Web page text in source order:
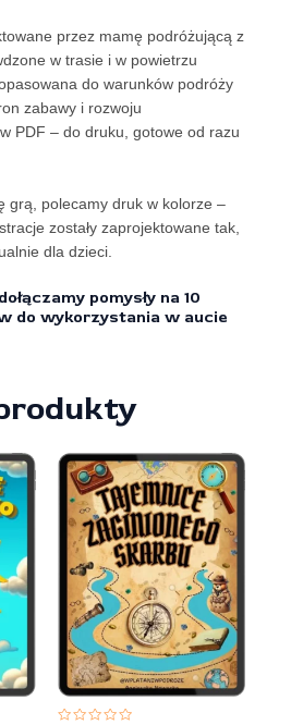
przez mamę podróżującą z
w trasie i w powietrzu
do warunków podróży
zabawy i rozwoju
PDF – do druku, gotowe od razu
grą, polecamy druk w kolorze –
zostały zaprojektowane tak,
dla dzieci.
pomysły na 10
do wykorzystania w aucie